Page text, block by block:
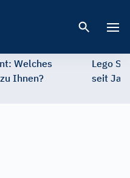
Welches
Ihnen?
Lego
seit